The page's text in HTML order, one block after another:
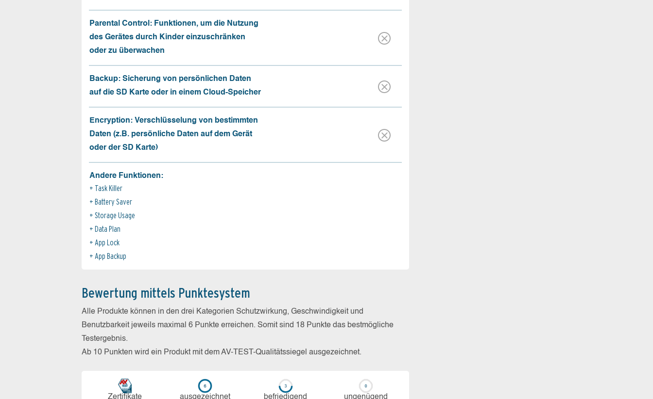
Parental Control: Funktionen, um die Nutzung
des Gerätes durch Kinder einzuschränken
oder zu überwachen
Backup: Sicherung von persönlichen Daten
auf die SD Karte oder in einem Cloud-Speicher
Encryption: Verschlüsselung von bestimmten
Daten (z.B. persönliche Daten auf dem Gerät
oder der SD Karte)
Andere Funktionen:
Task Killer
Battery Saver
Storage Usage
Data Plan
App Lock
App Backup
Bewertung mittels Punktesystem
Alle Produkte können in den drei Kategorien Schutzwirkung, Geschwindigkeit und
Benutzbarkeit jeweils maximal 6 Punkte erreichen. Somit sind 18 Punkte das bestmögliche
Testergebnis.
Ab 10 Punkten wird ein Produkt mit dem AV-TEST-Qualitätssiegel ausgezeichnet.
Zerti­fikate aus­ge­zeich­net be­frie­di­gend un­ge­nü­gend